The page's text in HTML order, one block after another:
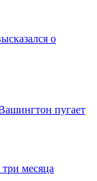
о
пугает
месяца